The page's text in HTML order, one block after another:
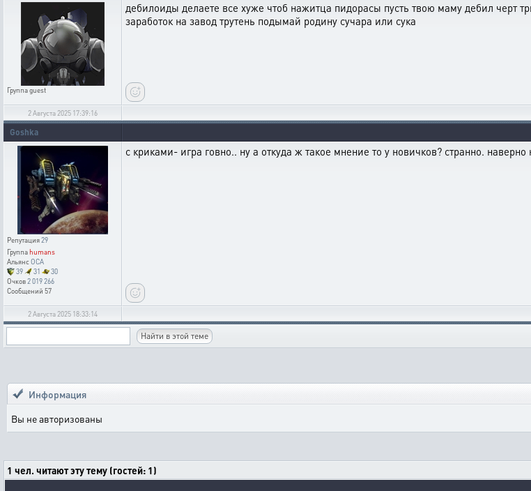
Группаguest
дебилоиды делаете все хуже чтоб нажитца пидорасы пусть твою маму дебил черт
заработок на завод трутень подымай родину сучара или сука
2 Августа 2025 17:39:16
Goshka
Репутация29
Группаhumans
АльянсOCA
39
31
30
Очков2 019 266
Сообщений 57
с криками- игра говно.. ну а откуда ж такое мнение то у новичков? странно. наверно
2 Августа 2025 18:33:14
Информация
Вы не авторизованы
1 чел. читают эту тему (гостей: 1)